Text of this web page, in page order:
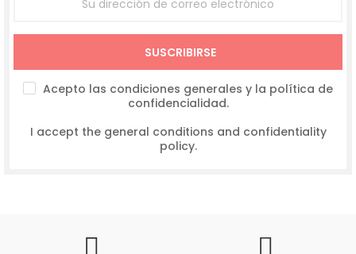
SUSCRIBIRSE
Acepto las condiciones generales y la política de
confidencialidad.
I accept the general conditions and confidentiality
policy.